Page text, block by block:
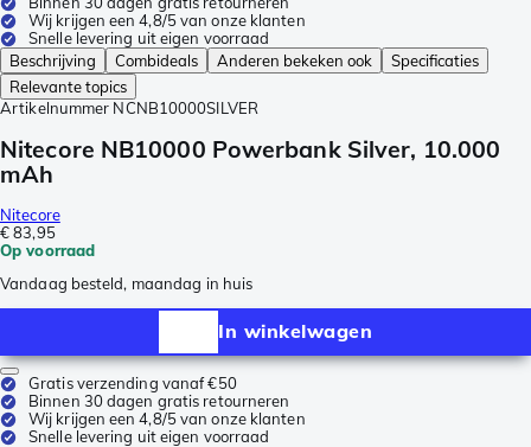
Wij krijgen een 4,8/5 van onze klanten
Snelle levering uit eigen voorraad
Beschrijving
Combideals Anderen bekeken ook
Specificaties
Relevante topics
Artikelnummer NCNB10000SILVER
Nitecore NB10000 Powerbank Silver, 10.000
mAh
Nitecore
€ 83,95
Op voorraad
Vandaag besteld, maandag in huis
In winkelwagen
Gratis verzending vanaf €50
Binnen 30 dagen gratis retourneren
Wij krijgen een 4,8/5 van onze klanten
Snelle levering uit eigen voorraad